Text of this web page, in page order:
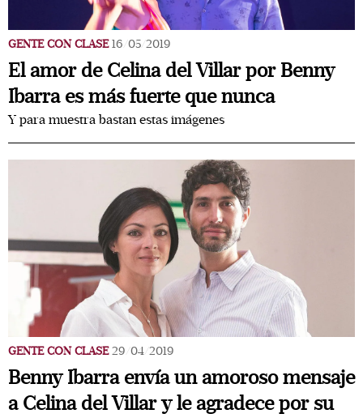
GENTE CON CLASE 16/05/2019
El amor de Celina del Villar por Benny
Ibarra es más fuerte que nunca
Y para muestra bastan estas imágenes
GENTE CON CLASE 29/04/2019
Benny Ibarra envía un amoroso mensaje
a Celina del Villar y le agradece por su